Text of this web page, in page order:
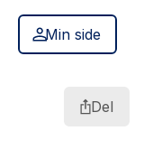
Min side
Del